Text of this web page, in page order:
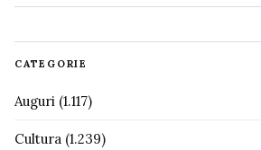
CATEGORIE
Auguri (1.117)
Cultura (1.239)